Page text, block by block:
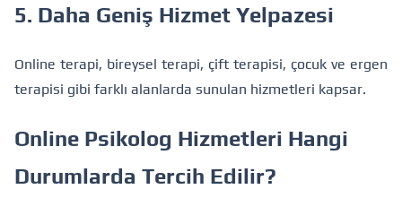
5. Daha Geniş Hizmet Yelpazesi
Online terapi, bireysel terapi, çift terapisi, çocuk ve ergen
terapisi gibi farklı alanlarda sunulan hizmetleri kapsar.
Online Psikolog Hizmetleri Hangi
Durumlarda Tercih Edilir?